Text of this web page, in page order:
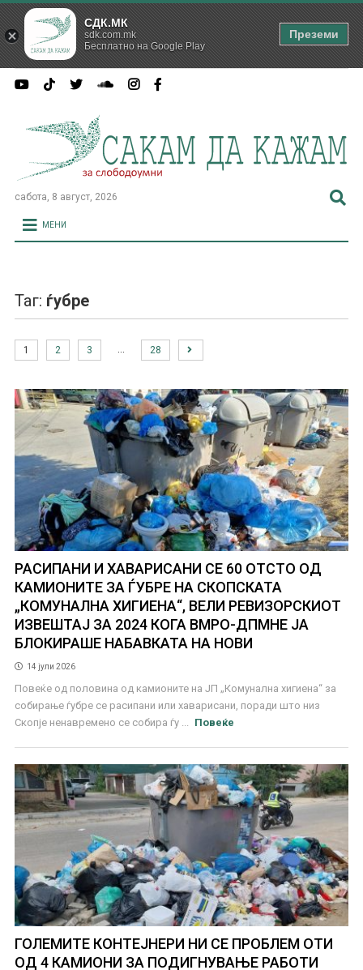
сабота, 8 август, 2026
МЕНИ
Таг: ѓубре
1 2 3 28
РАСИПАНИ И ХАВАРИСАНИ СЕ 60 ОТСТО ОД
КАМИОНИТЕ ЗА ЃУБРЕ НА СКОПСКАТА
„КОМУНАЛНА ХИГИЕНА“, ВЕЛИ РЕВИЗОРСКИОТ
ИЗВЕШТАЈ ЗА 2024 КОГА ВМРО-ДПМНЕ ЈА
БЛОКИРАШЕ НАБАВКАТА НА НОВИ
14 јули 2026
Повеќе од половина од камионите на ЈП „Комунална хигиена“ за
собирање ѓубре се расипани или хаварисани, поради што низ
Скопје ненавремено се собира ѓу ...
Повеќе
ГОЛЕМИТЕ КОНТЕЈНЕРИ НИ СЕ ПРОБЛЕМ ОТИ
ОД 4 КАМИОНИ ЗА ПОДИГНУВАЊЕ РАБОТИ
СДК.МК
sdk.com.mk
Бесплатно на Google Play
Преземи